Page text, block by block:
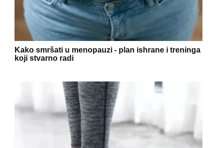
Kako smršati u menopauzi - plan ishrane i treninga
koji stvarno radi